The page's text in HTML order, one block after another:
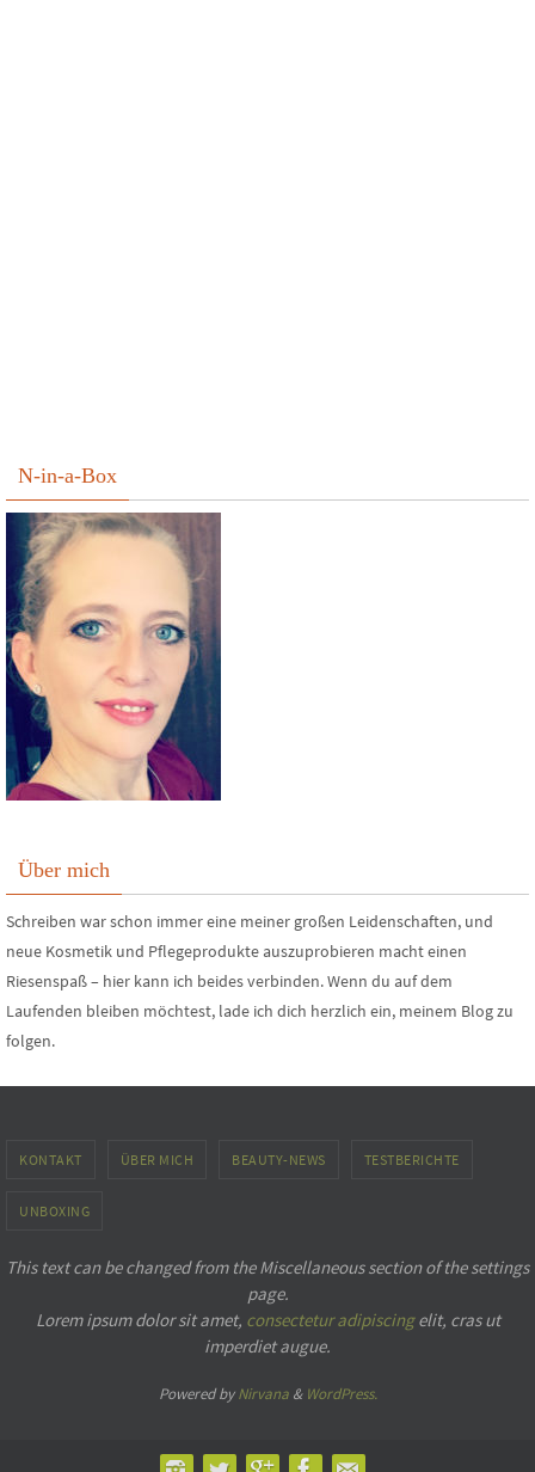
N-in-a-Box
Über mich
Schreiben war schon immer eine meiner großen Leidenschaften, und
neue Kosmetik und Pflegeprodukte auszuprobieren macht einen
Riesenspaß – hier kann ich beides verbinden. Wenn du auf dem
Laufenden bleiben möchtest, lade ich dich herzlich ein, meinem Blog zu
folgen.
KONTAKT ÜBER MICH BEAUTY-NEWS TESTBERICHTE
UNBOXING
This text can be changed from the Miscellaneous section of the settings
page.
Lorem ipsumdolor sit amet, consectetur adipiscingelit, cras ut
imperdiet augue.
Powered byNirvana& WordPress.